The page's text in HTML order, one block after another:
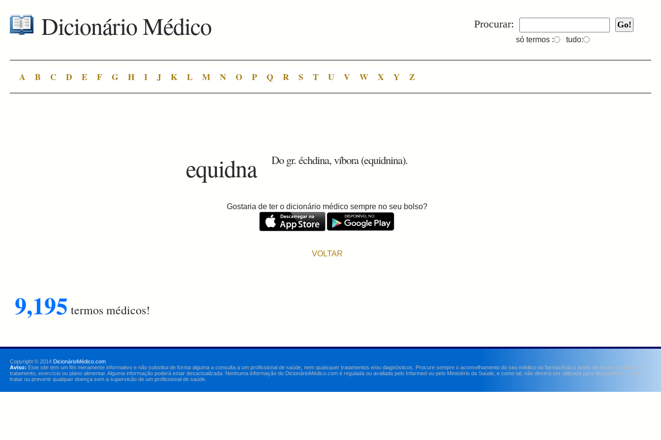
Procurar:
só termos : tudo:
Dicionário Médico
A B C D E F G H I J K L M N O P Q R S T U V W X Y Z
equidna Do gr. échdina, víbora (equidnina).
Gostaria de ter o dicionário médico sempre no seu bolso?
VOLTAR
9,195 termos médicos!
Copyright © 2014 DicionárioMédico.com
Aviso: Este site tem um fim meramente informativo e não substitui de forma alguma a consulta a um profissional de saúde, nem quaisquer tratamentos e/ou diagnósticos. Procure sempre o aconselhamento do seu médico ou farmacêutico antes de iniciar ou alterar um
tratamento, exercício ou plano alimentar. Alguma informação poderá estar desactualizada. Nenhuma informação do DicionárioMédico.com é regulada ou avaliada pelo Infarmed ou pelo Ministério da Saúde, e como tal, não deverá ser utilizada para diagnosticar, curar,
tratar ou prevenir qualquer doença sem a supervisão de um profissional de saúde.